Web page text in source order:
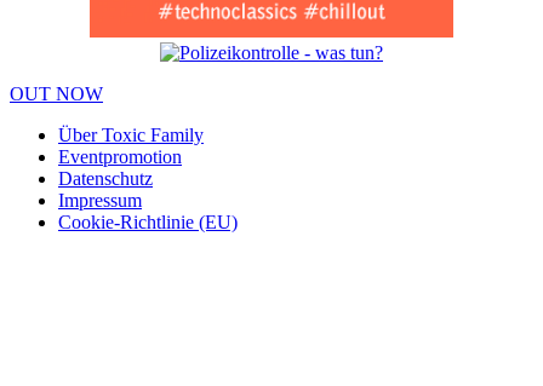
OUT NOW
Über Toxic Family
Eventpromotion
Datenschutz
Impressum
Cookie-Richtlinie (EU)